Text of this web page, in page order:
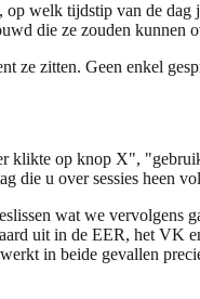
welk tijdstip van de
die ze zouden kunnen
ze zitten. Geen enkel
op knop X",
die u over sessies heen
wat we
uit in de EER, het VK
in beide gevallen